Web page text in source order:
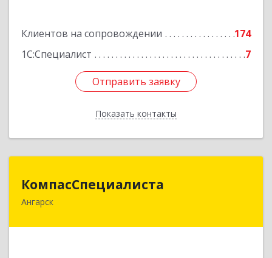
Клиентов на сопровождении
174
1С:Специалист
7
Отправить заявку
Показать контакты
Отправить заявку
Назад
КомпасСпециалиста
Ангарск
665826, Иркутская обл, Ангарск г, 12А мкр, дом